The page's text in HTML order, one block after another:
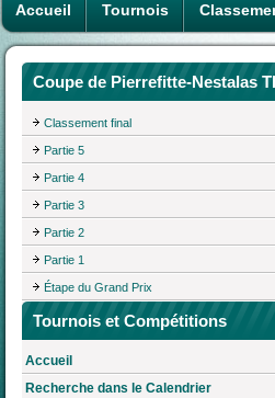
Accueil Tournois
Coupe de Pierrefitte-Nestalas
Classement final
Partie 5
Partie 4
Partie 3
Partie 2
Partie 1
Étape du Grand Prix
Tournois et Compétitions
Accueil
Recherche dans le Calendrier